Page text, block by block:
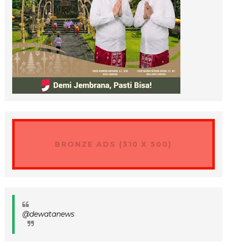
BRONZE ADS (310 X 500)
@dewatanews